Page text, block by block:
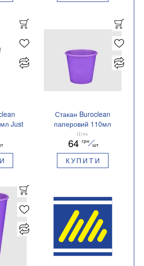
Just
Стакан Buroclean
паперовий 110мл
LAVANDA CUP 50штук
1080048
Ціна
64 грн
шт
КУПИТИ